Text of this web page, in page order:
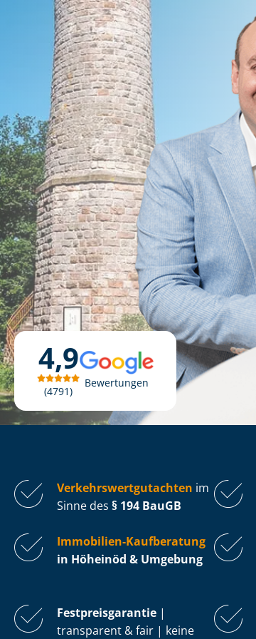
4,9
4791
Bewertungen
Ver­kehrs­wert­gut­ach­ten im
Sinne des § 194 BauGB
Immobilien-Kaufberatung
in Höheinöd & Umgebung
Fest­preis­ga­ran­tie |
transparent & fair | keine